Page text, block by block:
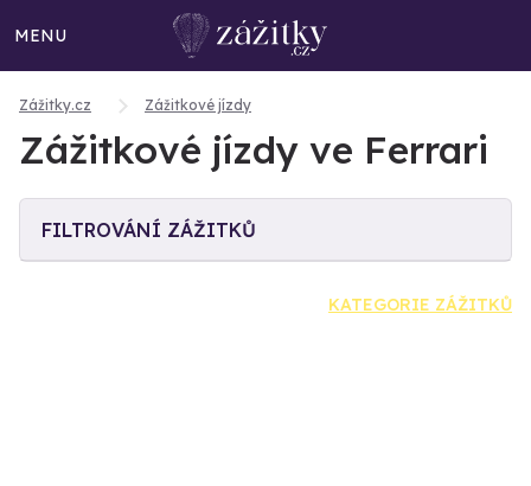
MENU
Zážitky.cz Zážitkové jízdy
Zážitkové jízdy ve Ferrari
FILTROVÁNÍ ZÁŽITKŮ
KATEGORIE ZÁŽITKŮ